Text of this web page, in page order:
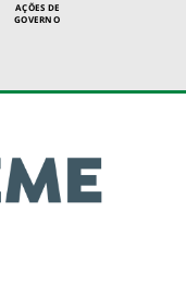
AÇÕES DE
GOVERNO